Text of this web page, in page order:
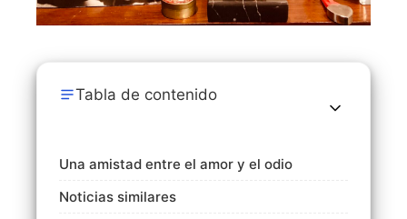
Tabla de contenido
Una amistad entre el amor y el odio
Noticias similares